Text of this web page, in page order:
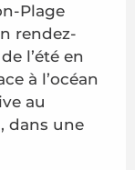
Plage
rendez-
l’été en
à l’océan
au
dans une